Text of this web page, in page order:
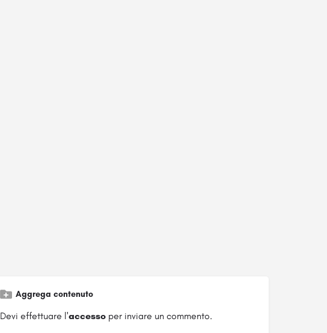
Aggrega contenuto
Devi effettuare l'accessoper inviare un commento.